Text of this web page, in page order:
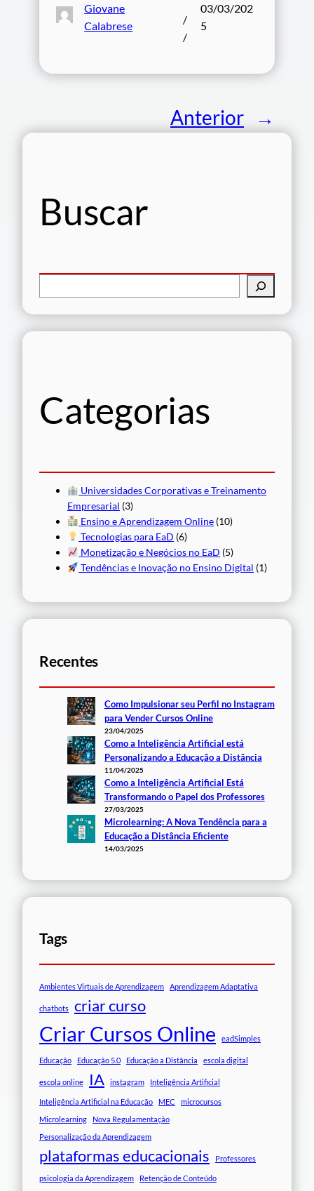
Giovane
Calabrese
/
/
03/03/202
5
Anterior →
Buscar
e
s
q
a
r
Categorias
Universidades Corporativas e Treinamento
Empresarial (3)
Ensino e Aprendizagem Online (10)
Tecnologias para EaD (6)
Monetização e Negócios no EaD (5)
Tendências e Inovação no Ensino Digital (1)
Recentes
Como Impulsionar seu Perfil no Instagram
para Vender Cursos Online
23/04/2025
Como a Inteligência Artificial está
Personalizando a Educação a Distância
11/04/2025
Como a Inteligência Artificial Está
Transformando o Papel dos Professores
27/03/2025
Microlearning: A Nova Tendência para a
Educação a Distância Eficiente
14/03/2025
Tags
Ambientes Virtuais de Aprendizagem Aprendizagem Adaptativa
chatbots criar curso
Criar Cursos Online eadSimples
Educação Educação 5.0 Educação a Distância escola digital
escola online IA instagram Inteligência Artificial
Inteligência Artificial na Educação MEC
microcursos
Microlearning
Nova Regulamentação
Personalização da Aprendizagem
plataformas educacionais Professores
psicologia da Aprendizagem Retenção de Conteúdo